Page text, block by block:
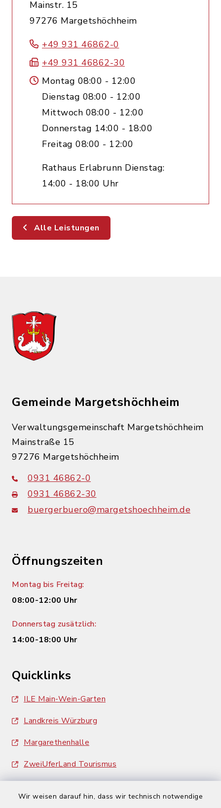
Wir weisen darauf hin, dass wir technisch notwendige
Mainstr. 15
97276 Margetshöchheim
+49 931 46862-0
+49 931 46862-30
Montag 08:00 - 12:00
Dienstag 08:00 - 12:00
Mittwoch 08:00 - 12:00
Donnerstag 14:00 - 18:00
Freitag 08:00 - 12:00
Rathaus Erlabrunn Dienstag:
14:00 - 18:00 Uhr
Alle Leistungen
Gemeinde Margetshöchheim
Verwaltungsgemeinschaft Margetshöchheim
Mainstraße 15
97276 Margetshöchheim
0931 46862-0
0931 46862-30
buergerbuero@margetshoechheim.de
Öffnungszeiten
Montag bis Freitag:
08:00-12:00 Uhr
Donnerstag zusätzlich:
14:00-18:00 Uhr
Quicklinks
ILE Main-Wein-Garten
Landkreis Würzburg
Margarethenhalle
ZweiUferLand Tourismus